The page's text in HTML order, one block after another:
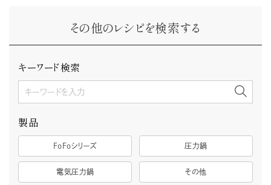
その他のレシピを検索する
キーワード検索
製品
FoFoシリーズ 圧力鍋
電気圧力鍋 その他